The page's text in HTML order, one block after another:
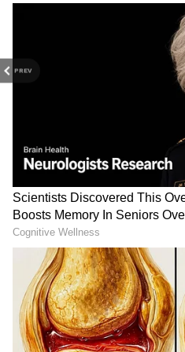
PREV
ரெட் கார்பெட்
RECOMMENDED STORIES